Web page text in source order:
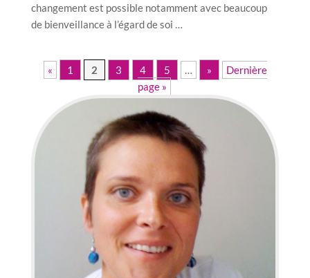
changement est possible notamment avec beaucoup
de bienveillance à l’égard de soi …
« 1 2 3 4 5 … »
Dernière
page »